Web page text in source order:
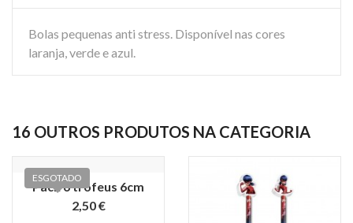
Bolas pequenas anti stress. Disponível nas cores
laranja, verde e azul.
16 OUTROS PRODUTOS NA CATEGORIA
Pack 6 trofeus 6cm
2,50 €
ESGOTADO